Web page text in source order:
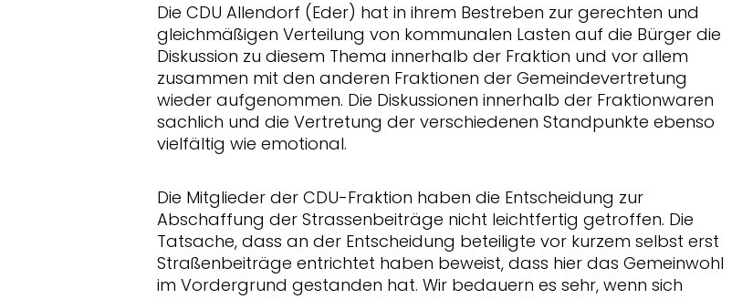
Die CDU Allendorf (Eder) hat in ihrem Bestreben zur gerechten und
gleichmäßigen Verteilung von kommunalen Lasten auf die Bürger die
Diskussion zu diesem Thema innerhalb der Fraktion und vor allem
zusammen mit den anderen Fraktionen der Gemeindevertretung
wieder aufgenommen. Die Diskussionen innerhalb der Fraktionwaren
sachlich und die Vertretung der verschiedenen Standpunkte ebenso
vielfältig wie emotional.
Die Mitglieder der CDU-Fraktion haben die Entscheidung zur
Abschaffung der Strassenbeiträge nicht leichtfertig getroffen. Die
Tatsache, dass an der Entscheidung beteiligte vor kurzem selbst erst
Straßenbeiträge entrichtet haben beweist, dass hier das Gemeinwohl
im Vordergrund gestanden hat. Wir bedauern es sehr, wenn sich